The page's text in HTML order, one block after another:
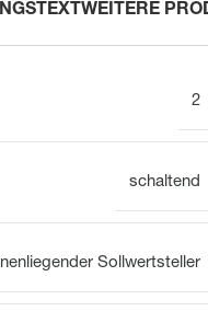
WEITERE
2
schaltend
Sollwertsteller